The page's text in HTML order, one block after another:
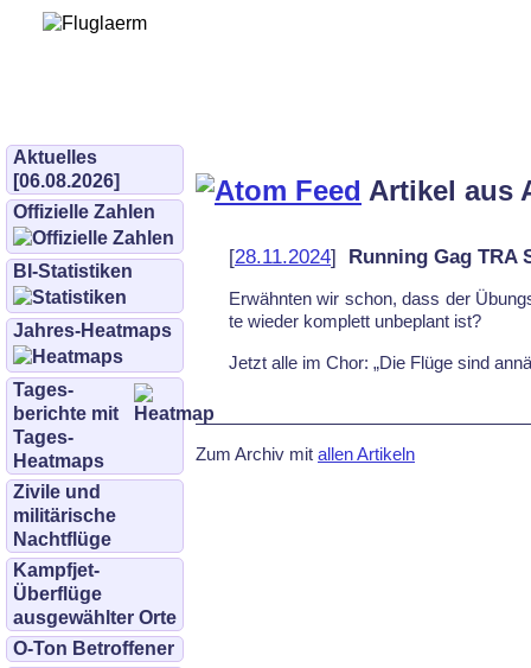
Aktuelles
[06.08.2026]
Offizielle Zahlen
BI-Statistiken
Jahres-Heatmaps
Tages­
berichte mit
Tages-
Heatmaps
Zivile und
militärische
Nachtflüge
Kampfjet-
Überflüge
ausgewählter Orte
O-Ton Betroffener
Artikel aus
[28.11.2024] Running Gag TRA
Er­wähn­ten wir schon, dass der
te wie­der kom­plett un­be­plant ist?
Jetzt al­le im Chor: „Die Flü­ge sind
Zum Archiv mit allen Artikeln